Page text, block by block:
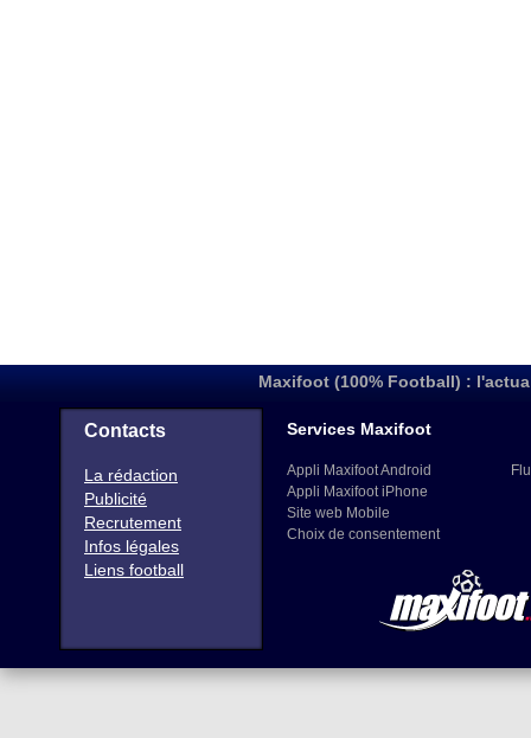
Maxifoot (100% Football) :
Contacts
La rédaction
Publicité
Recrutement
Infos légales
Liens football
Services Maxifoot
Appli Maxifoot Android
Appli Maxifoot iPhone
Site web Mobile
Choix de consentement